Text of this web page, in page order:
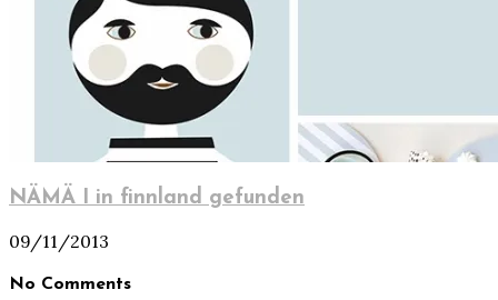
NÄMÄ I in finnland gefunden
09/11/2013
No Comments